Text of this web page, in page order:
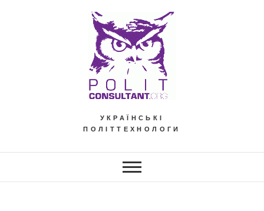
УКРАЇНСЬКІ
ПОЛІТТЕХНОЛОГИ